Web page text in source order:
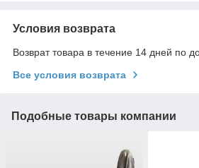
Условия возврата
Возврат товара в течение 14 дней по
Все условия возврата
Подобные товары компании